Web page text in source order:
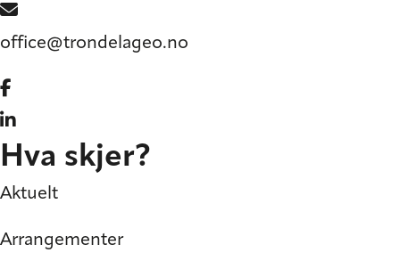
office@trondelageo.no
Gå til vår LinkedIn
Hva skjer?
Aktuelt
Arrangementer